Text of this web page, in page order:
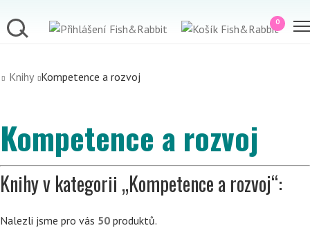
0
Knihy Kompetence a rozvoj
Kompetence a rozvoj
Knihy v kategorii „Kompetence a rozvoj“:
Nalezli jsme pro vás 50 produktů.